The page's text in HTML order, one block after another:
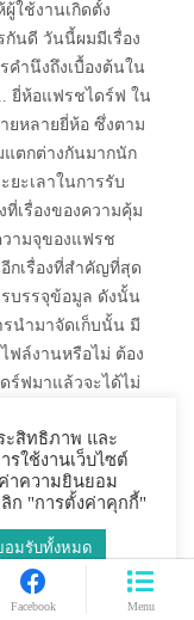
ใช้งานเกิดตั้ง
กันดี วันนี้ผมมีเรื่อง
ำนึงถึงเบื้องต้นใน
ยี่ห้อแฟรชไดร์ฟ ใน
ยหลายยี่ห้อ ซึ่งตาม
แตกต่างกันมากนัก
ยะเลาในการรับ
เรื่องของความคุ้ม
วามจุของแฟรช
กเรื่องที่สำคัญที่สุด
บรรจุข้อมูล ดังนั้น
รนำมาจัดเก็บนั้น มี
ฟล์งานหรือไม่ ต้อง
ร์ฟมาแล้วจะได้ไม่
กว่าอะไรทำนองนี้
1 GB, 4 GB, 16
งแฟรชไดร์ฟชนิด
รณาเพราะจะส่งผล
ะไม่มีผลกับไฟล์
ลาในการรับส่ง
จุบันนี้จะมีแฟรช
ครับ […]
ะสิทธิภาพ และ
ใช้งานเว็บไซต์
าความยินยอม
ก "การตั้งค่าคุกกี้"
อมรับทั้งหมด